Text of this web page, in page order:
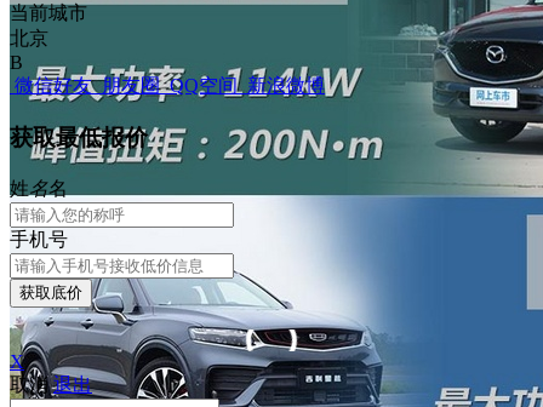
当前城市
北京
B
微信好友 朋友圈 QQ空间 新浪微博
获取最低报价
姓名名
手机号
获取底价
X
取消 退出